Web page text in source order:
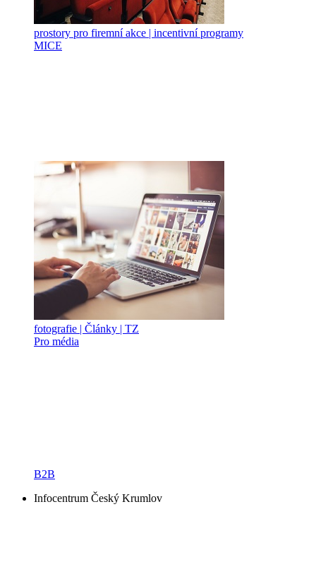
prostory pro firemní akce | incentivní programy
MICE
fotografie | Články | TZ
Pro média
B2B
Infocentrum Český Krumlov